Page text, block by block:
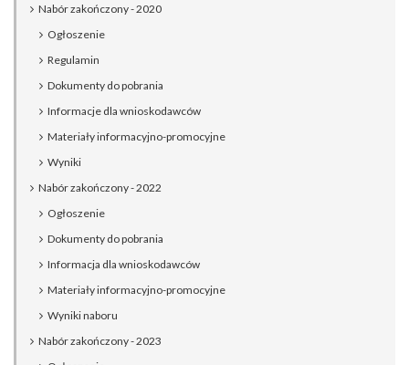
Nabór zakończony - 2020
Ogłoszenie
Regulamin
Dokumenty do pobrania
Informacje dla wnioskodawców
Materiały informacyjno-promocyjne
Wyniki
Nabór zakończony - 2022
Ogłoszenie
Dokumenty do pobrania
Informacja dla wnioskodawców
Materiały informacyjno-promocyjne
Wyniki naboru
Nabór zakończony - 2023